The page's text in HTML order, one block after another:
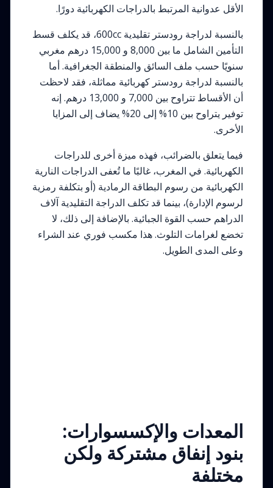
الأقل عدوانية المرتبط بالدراجات الكهربائية دورًا.
بالنسبة لدراجة رودستر تقليدية 600cc، قد يكلف قسط
التأمين الشامل ما بين 8,000 و 15,000 درهم مغربي
سنويًا حسب ملف السائق والمنطقة الجغرافية. أما
بالنسبة لدراجة رودستر كهربائية مماثلة، فقد لاحظت
أن الأقساط تتراوح بين 7,000 و 13,000 درهم. إنه
توفير يتراوح بين 10% إلى 20% يضاف إلى المزايا
الأخرى.
فيما يتعلق بالضرائب، فهذه ميزة أخرى للدراجات
الكهربائية. في المغرب، غالبًا ما تُعفى الدراجات النارية
الكهربائية من رسوم البطاقة الرمادية (أو بتكلفة رمزية
لرسوم الإدارة)، بينما قد تكلف الدراجة التقليدية آلاف
الدراهم حسب القوة الجبائية. بالإضافة إلى ذلك، لا
تخضع لغرامات التلوث. هذا مكسب فوري عند الشراء
وعلى المدى الطويل.
المعدات والإكسسوارات:
بنود إنفاق مشتركة ولكن
مختلفة